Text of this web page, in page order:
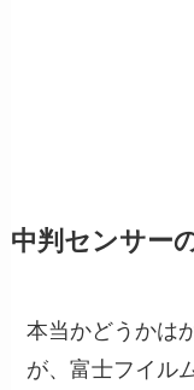
中判センサー
本当かどうかは
が、富士フイル